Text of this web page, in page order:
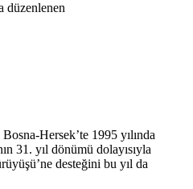
Hersek’te 1995 yılında
31. yıl dönümü dolayısıyla
desteğini bu yıl da